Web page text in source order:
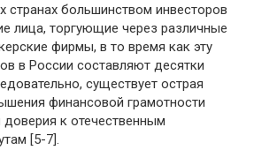
странах большинством инвесторов
лица, торгующие через различные
фирмы, в то время как эту
в России составляют десятки
существует острая
финансовой грамотности
доверия к отечественным
[5-7].